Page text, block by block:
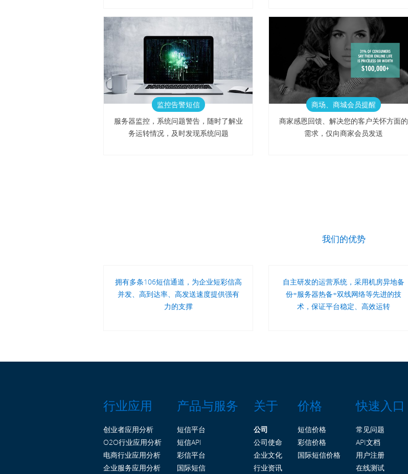
监控告警短信
服务器监控，系统问题警告，随时了解业
务运转情况，及时发现系统问题
商场、商城会员提醒
商家感恩回馈、解决您的客户关怀方面的
需求，仅向商家会员发送
我们的优势
拥有多条106短信通道，为企业短彩信高
并发、高到达率、高发送速度提供强有
力的支撑
自主研发的运营系统，采用机房异地备
份+服务器热备+双线网络等先进的技
术，保证平台稳定、高效运转
行业应用
创业者应用分析
O2O行业应用分析
电商行业应用分析
企业服务应用分析
产品与服务
短信平台
短信API
彩信平台
国际短信
关于
公司
公司使命
企业文化
行业资讯
价格
短信价格
彩信价格
国际短信价格
快速入口
常见问题
API文档
用户注册
在线测试